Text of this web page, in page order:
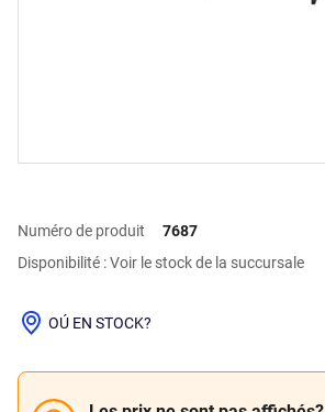
Numéro de produit
7687
Disponibilité : Voir le stock de la succursale
OÚ EN STOCK?